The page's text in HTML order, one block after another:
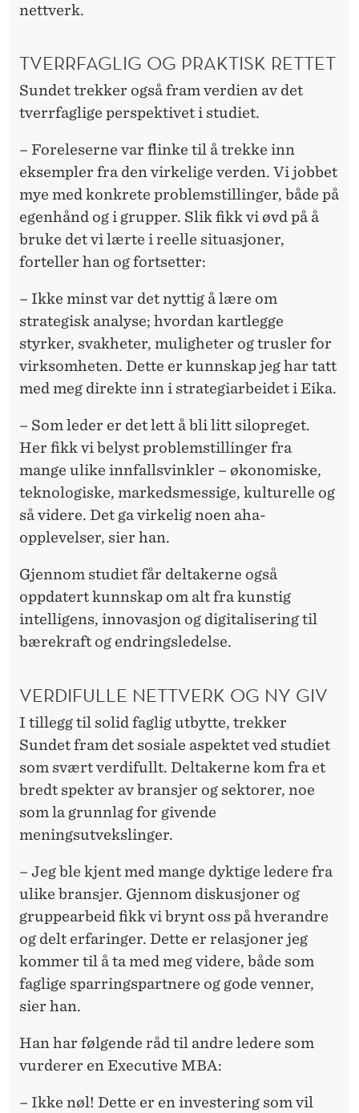
nettverk.
TVERRFAGLIG OG PRAKTISK RETTET
Sundet trekker også fram verdien av det
tverrfaglige perspektivet i studiet.
– Foreleserne var flinke til å trekke inn
eksempler fra den virkelige verden. Vi jobbet
mye med konkrete problemstillinger, både på
egenhånd og i grupper. Slik fikk vi øvd på å
bruke det vi lærte i reelle situasjoner,
forteller han og fortsetter:
– Ikke minst var det nyttig å lære om
strategisk analyse; hvordan kartlegge
styrker, svakheter, muligheter og trusler for
virksomheten. Dette er kunnskap jeg har tatt
med meg direkte inn i strategiarbeidet i Eika.
– Som leder er det lett å bli litt silopreget.
Her fikk vi belyst problemstillinger fra
mange ulike innfallsvinkler – økonomiske,
teknologiske, markedsmessige, kulturelle og
så videre. Det ga virkelig noen aha-
opplevelser, sier han.
Gjennom studiet får deltakerne også
oppdatert kunnskap om alt fra kunstig
intelligens, innovasjon og digitalisering til
bærekraft og endringsledelse.
VERDIFULLE NETTVERK OG NY GIV
I tillegg til solid faglig utbytte, trekker
Sundet fram det sosiale aspektet ved studiet
som svært verdifullt. Deltakerne kom fra et
bredt spekter av bransjer og sektorer, noe
som la grunnlag for givende
meningsutvekslinger.
– Jeg ble kjent med mange dyktige ledere fra
ulike bransjer. Gjennom diskusjoner og
gruppearbeid fikk vi brynt oss på hverandre
og delt erfaringer. Dette er relasjoner jeg
kommer til å ta med meg videre, både som
faglige sparringspartnere og gode venner,
sier han.
Han har følgende råd til andre ledere som
vurderer en Executive MBA:
– Ikke nøl! Dette er en investering som vil